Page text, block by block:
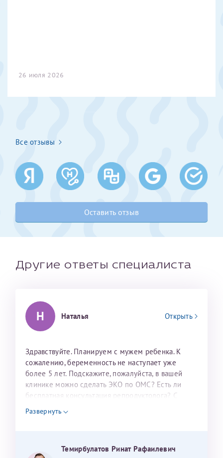
26 июля 2026
Все отзывы
Оставить отзыв
Александра
мы ему благодарны. Благодаря ему мы стали
Другие ответы специалиста
Н Наталья Открыть
Здравствуйте. Планируем с мужем ребенка. К
сожалению, беременность не наступает уже
более 5 лет. Подскажите, пожалуйста, в вашей
клинике можно сделать ЭКО по ОМС? Есть ли
бесплатная консультация репродуктолога? С
уважением, Наталья Баранова.
Развернуть
Темирбулатов Ринат Рафаилевич
Электронная почта*